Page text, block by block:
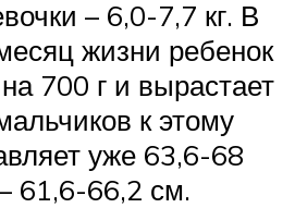
– 6,0-7,7 кг. В
жизни ребенок
700 г и вырастает
к этому
уже 63,6-68
61,6-66,2 см.